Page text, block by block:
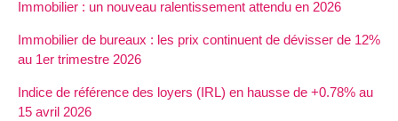
Immobilier : un nouveau ralentissement attendu en 2026
Immobilier de bureaux : les prix continuent de dévisser de 12%
au 1er trimestre 2026
Indice de référence des loyers (IRL) en hausse de +0.78% au
15 avril 2026